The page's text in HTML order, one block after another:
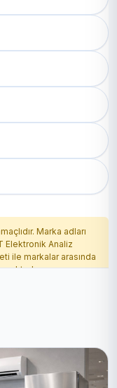
Marka adları
Elektronik Analiz
ile markalar arasında